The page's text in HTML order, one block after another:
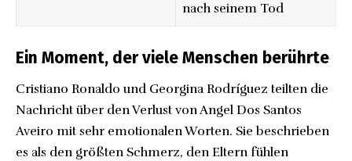
nach seinem Tod
Ein Moment, der viele Menschen berührte
Cristiano Ronaldo und Georgina Rodríguez teilten die
Nachricht über den Verlust von Angel Dos Santos
Aveiro mit sehr emotionalen Worten. Sie beschrieben
es als den größten Schmerz, den Eltern fühlen